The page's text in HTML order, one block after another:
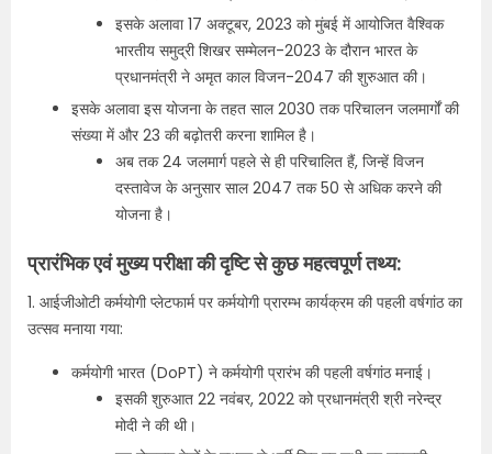
इसके अलावा 17 अक्टूबर, 2023 को मुंबई में आयोजित वैश्विक
भारतीय समुद्री शिखर सम्मेलन-2023 के दौरान भारत के
प्रधानमंत्री ने अमृत काल विजन-2047 की शुरुआत की।
इसके अलावा इस योजना के तहत साल 2030 तक परिचालन जलमार्गों की
संख्या में और 23 की बढ़ोतरी करना शामिल है।
अब तक 24 जलमार्ग पहले से ही परिचालित हैं, जिन्हें विजन
दस्तावेज के अनुसार साल 2047 तक 50 से अधिक करने की
योजना है।
प्रारंभिक एवं मुख्य परीक्षा की दृष्टि से कुछ महत्वपूर्ण तथ्य:
1. आईजीओटी कर्मयोगी प्लेटफार्म पर कर्मयोगी प्रारम्भ कार्यक्रम की पहली वर्षगांठ का
उत्सव मनाया गया:
कर्मयोगी भारत (DoPT) ने कर्मयोगी प्रारंभ की पहली वर्षगांठ मनाई।
इसकी शुरुआत 22 नवंबर, 2022 को प्रधानमंत्री श्री नरेन्द्र
मोदी ने की थी।